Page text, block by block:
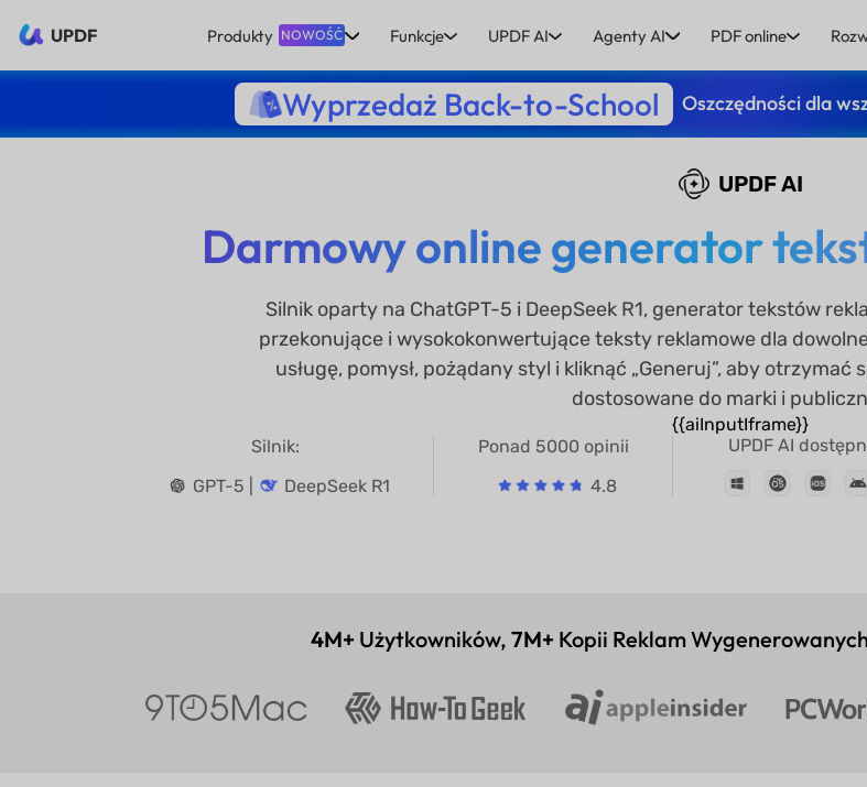
UPDF Produkty NOWOŚĆ Funkcje UPDF AI Agenty AI PDF online
Wyprzedaż Back-to-School Oszczędności dla
UPDF AI
Darmowy online generator
Silnik oparty na ChatGPT-5 i DeepSeek R1, generator tekstów
przekonujące i wysokokonwertujące teksty reklamowe dla
usługę, pomysł, pożądany styl i kliknąć „Generuj”, aby
dostosowane do marki i
{{aiInputIframe}}
Silnik:
GPT-5 |
DeepSeek R1
Ponad 5000 opinii
4.8
UPDF AI
4M+ Użytkowników, 7M+ Kopii Reklam